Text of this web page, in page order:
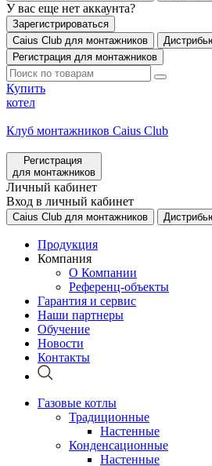
У вас еще нет аккаунта?
Зарегистрироваться
Caius Club для монтажников
Регистрация для монтажников
Купить
котел
Клуб монтажников Caius Club
Регистрация
для монтажников
Личный кабинет
Вход в личный кабинет
Caius Club для монтажников
Продукция
Компания
О Компании
Референц-объекты
Гарантия и сервис
Наши партнеры
Обучение
Новости
Контакты
Газовые котлы
Традиционные
Настенные
Конденсационные
Настенные